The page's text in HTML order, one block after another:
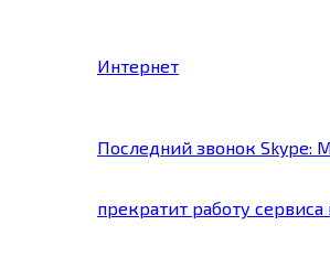
Интернет
Последний звонок Skype:
прекратит работу сервиса